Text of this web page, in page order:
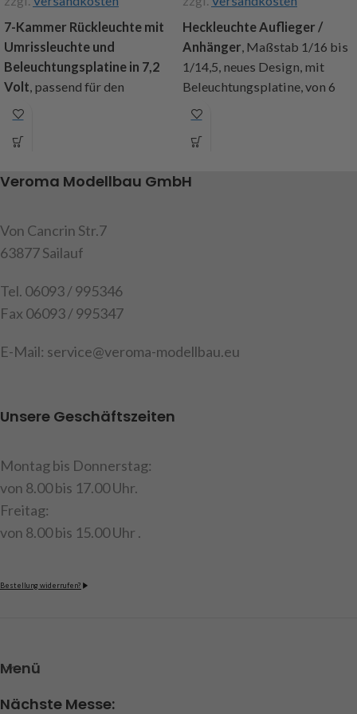
7-Kammer Rückleuchte mit
Umrissleuchte und
Beleuchtungsplatine in 7,2
Volt, passend für den
Maßstab 1/16 – 1/14.5 ,
Umrissleuchte aus flexiblem
leuchtend, mit
bessere Ausleuchtung der
einzelnen Kammern, mit
gemeinsamer Pluspol, 4
Lichtfunktionen : Blinker,
Bremslicht und Rückfahrlicht,
Rückleuchte rechts, Anleitung
unter 14 Jahren geeignet.
Heckleuchte Auflieger /
Anhänger, Maßstab 1/16 bis
1/14,5, neues Design, mit
Beleuchtungsplatine, von 6
bis 13,5 Volt, Lichtfunktionen:
Binker l+r,
Nebellicht, Abm. (lxbxh):
Art.Nr. 191541
Veroma Modellbau GmbH
Von Cancrin Str.7
63877 Sailauf
Tel. 06093 / 995346
Fax 06093 / 995347
E-Mail: service@veroma-modellbau.eu
Unsere Geschäftszeiten
Montag bis Donnerstag:
von 8.00 bis 17.00 Uhr.
Freitag:
von 8.00 bis 15.00 Uhr .
Bestellung widerrufen?
Menü
Nächste Messe: